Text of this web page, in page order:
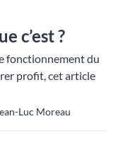
c’est ?
fonctionnement du
profit, cet article
Luc Moreau